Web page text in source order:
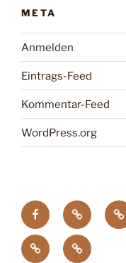
META
Anmelden
Eintrags-Feed
Kommentar-Feed
WordPress.org
facebook
GdZ
Tagung
Chemnitz
Zoopresseschau
Stiftung